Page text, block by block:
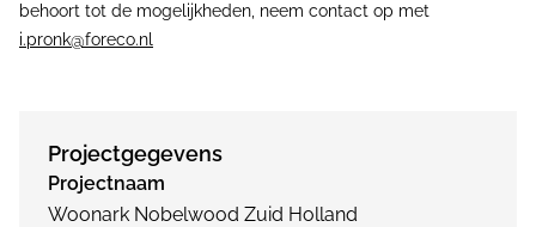
behoort tot de mogelijkheden, neem contact op met
i.pronk@foreco.nl
Projectgegevens
Projectnaam
Woonark Nobelwood Zuid Holland